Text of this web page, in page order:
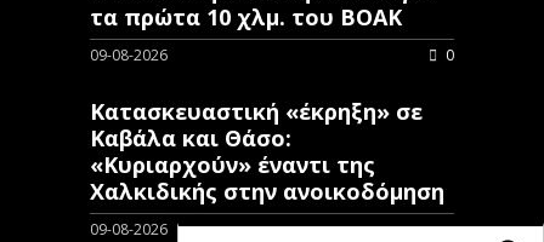
τα πρώτα 10 χλμ. του ΒΟΑΚ
09-08-2026 0
Κατασκευαστική «έκρηξη» σε
Καβάλα και Θάσο:
«Κυριαρχούν» έναντι της
Χαλκιδικής στην ανοικοδόμηση
09-08-2026 0